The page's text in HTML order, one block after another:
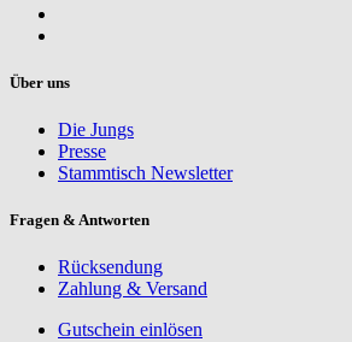
Über uns
Die Jungs
Presse
Stammtisch Newsletter
Fragen & Antworten
Rücksendung
Zahlung & Versand
Gutschein einlösen